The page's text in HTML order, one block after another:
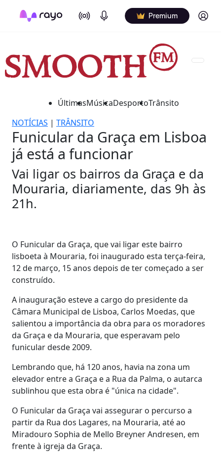
On Air Podcasts Premium Log in
ÚltimasMúsicaDesportoTrânsito
NOTÍCIAS | TRÂNSITO
Funicular da Graça em Lisboa
já está a funcionar
Vai ligar os bairros da Graça e da
Mouraria, diariamente, das 9h às
21h.
O Funicular da Graça, que vai ligar este bairro
lisboeta à Mouraria, foi inaugurado esta terça-feira,
12 de março, 15 anos depois de ter começado a ser
construído.
A inauguração esteve a cargo do presidente da
Câmara Municipal de Lisboa, Carlos Moedas, que
salientou a importância da obra para os moradores
da Graça e da Mouraria, que esperavam pelo
funicular desde 2009.
Lembrando que, há 120 anos, havia na zona um
elevador entre a Graça e a Rua da Palma, o autarca
sublinhou que esta obra é "única na cidade".
O Funicular da Graça vai assegurar o percurso a
partir da Rua dos Lagares, na Mouraria, até ao
Miradouro Sophia de Mello Breyner Andresen, em
frente à igreja da Graça.